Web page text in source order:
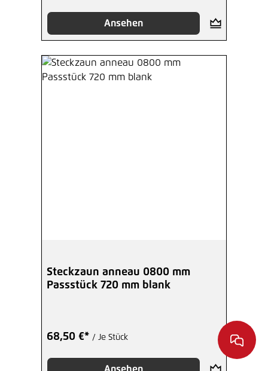
Ansehen
Steckzaun anneau 0800 mm
Passstück 720 mm blank
68,50 €* / Je Stück